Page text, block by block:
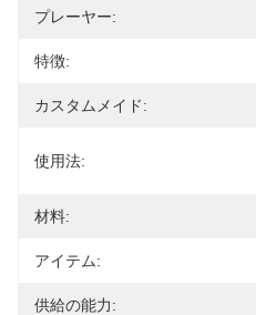
プレーヤー:
特徴:
カスタムメイド:
使用法:
材料:
アイテム:
供給の能力: